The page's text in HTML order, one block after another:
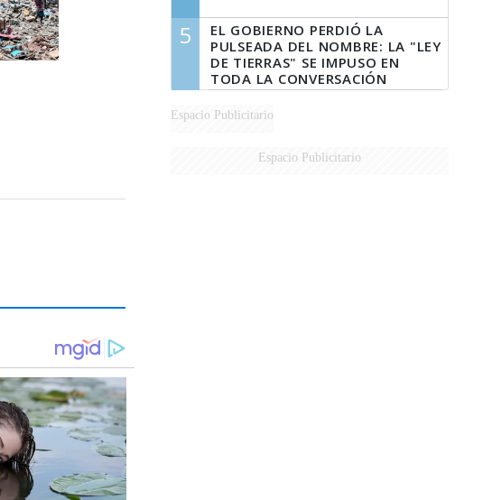
5
EL GOBIERNO PERDIÓ LA
PULSEADA DEL NOMBRE: LA "LEY
DE TIERRAS" SE IMPUSO EN
TODA LA CONVERSACIÓN
DIGITAL
Espacio Publicitario
Espacio Publicitario